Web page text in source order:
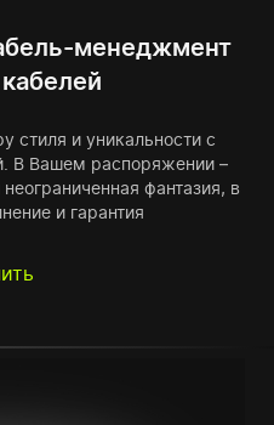
менеджмент
стиля и уникальности с
В Вашем распоряжении –
фантазия, в
и гарантия